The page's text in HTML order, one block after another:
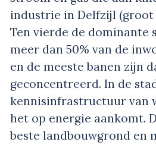
industrie in Delfzijl
Ten vierde de dominante
meer dan 50% van de
en de meeste banen zijn
geconcentreerd. In de
kennisinfrastructuur van
het op energie aankomt.
beste landbouwgrond en